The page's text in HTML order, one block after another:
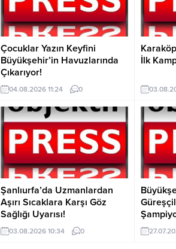
Çocuklar Yazın Keyfini
Büyükşehir’in Havuzlarında
Çıkarıyor!
04.08.2026 11:24 0
İlk
Şanlıurfa’da Uzmanlardan
Aşırı Sıcaklara Karşı Göz
Sağlığı Uyarısı!
03.08.2026 10:34 0
Başarı!